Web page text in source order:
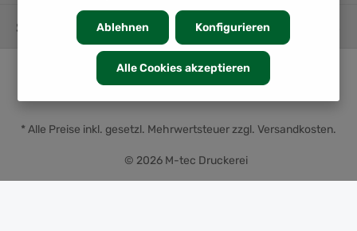
SERVICE
© 2026 M-tec Druckerei
* Alle Preise inkl. gesetzl. Mehrwertsteuer zzgl. Versandkosten.
Ablehnen Konfigurieren
Alle Cookies akzeptieren